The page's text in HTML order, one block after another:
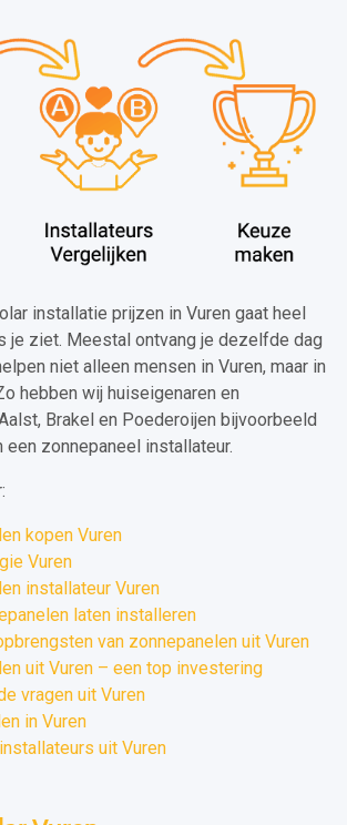
installatie prijzen in Vuren gaat heel
je ziet. Meestal ontvang je dezelfde dag
niet alleen mensen in Vuren, maar in
hebben wij huiseigenaren en
Brakel en Poederoijen bijvoorbeeld
een zonnepaneel installateur.
kopen Vuren
Vuren
installateur Vuren
laten installeren
van zonnepanelen uit Vuren
uit Vuren – een top investering
vragen uit Vuren
in Vuren
uit Vuren